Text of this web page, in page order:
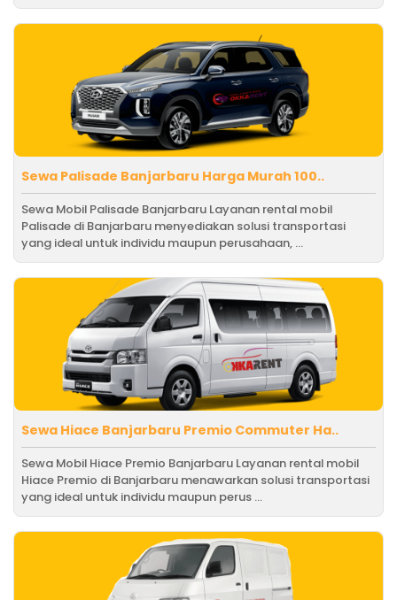
Sewa Palisade Banjarbaru Harga Murah 100..
Sewa Mobil Palisade Banjarbaru Layanan rental mobil
Palisade di Banjarbaru menyediakan solusi transportasi
yang ideal untuk individu maupun perusahaan, ...
Sewa Hiace Banjarbaru Premio Commuter Ha..
Sewa Mobil Hiace Premio Banjarbaru Layanan rental mobil
Hiace Premio di Banjarbaru menawarkan solusi transportasi
yang ideal untuk individu maupun perus ...